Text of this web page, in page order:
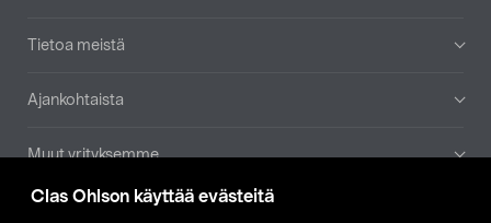
Clas Ohlson käyttää evästeitä
Tietoa meistä
Ajankohtaista
Muut yrityksemme
Etsi myymälä